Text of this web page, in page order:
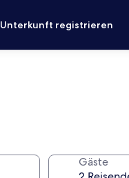
Unterkunft registrieren
Gäste